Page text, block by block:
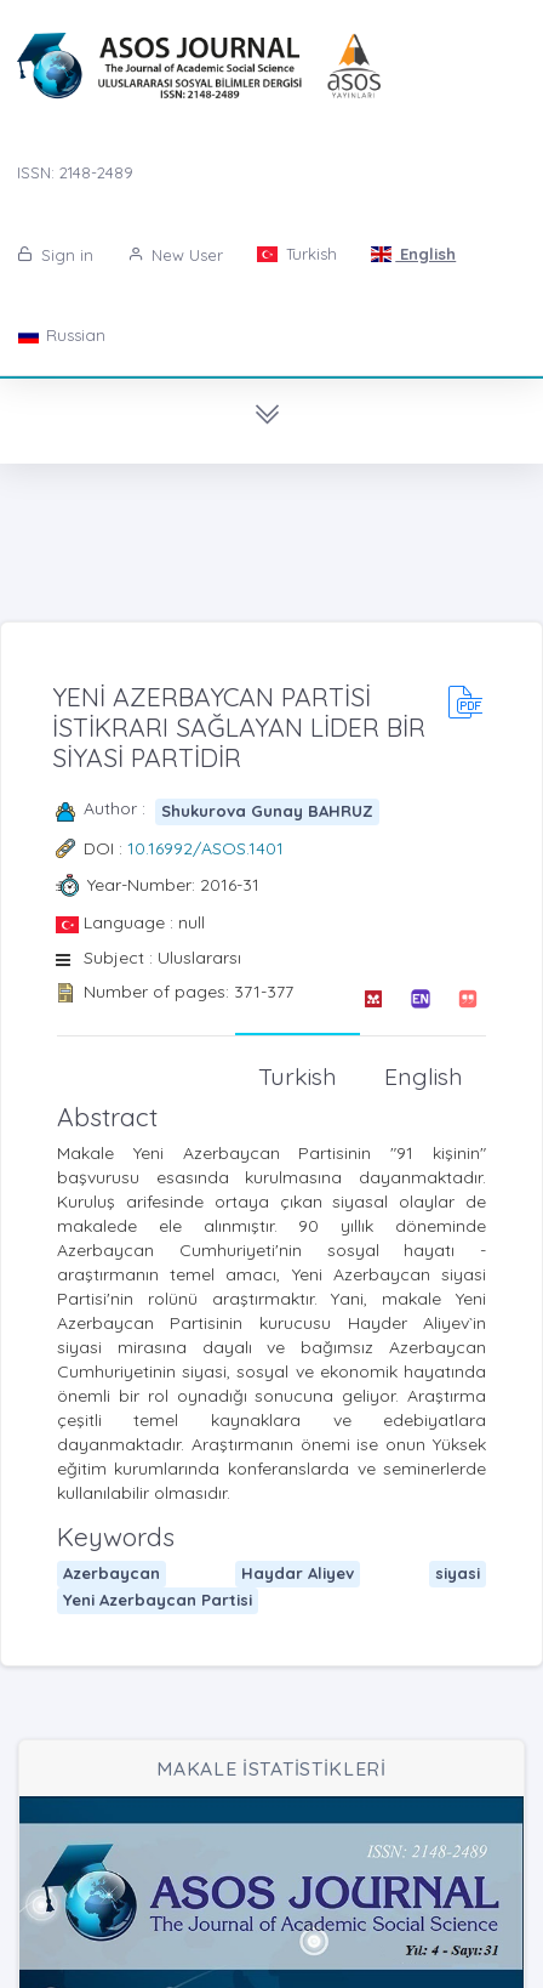
ISSN: 2148-2489
Sign in New User Turkish English
Russian
YENİ AZERBAYCAN PARTİSİ
İSTİKRARI SAĞLAYAN LİDER BİR
SİYASİ PARTİDİR
Author : Shukurova Gunay BAHRUZ
DOI : 10.16992/ASOS.1401
Year-Number: 2016-31
Language : null
Subject : Uluslararsı
Number of pages: 371-377
English
Turkish
Abstract
Makale Yeni Azerbaycan Partisinin "91 kişinin"
başvurusu esasında kurulmasına dayanmaktadır.
Kuruluş arifesinde ortaya çıkan siyasal olaylar de
makalede ele alınmıştır. 90 yıllık döneminde
Azerbaycan Cumhuriyeti'nin sosyal hayatı -
araştırmanın temel amacı, Yeni Azerbaycan siyasi
Partisi'nin rolünü araştırmaktır. Yani, makale Yeni
Azerbaycan Partisinin kurucusu Hayder Aliyev`in
siyasi mirasına dayalı ve bağımsız Azerbaycan
Cumhuriyetinin siyasi, sosyal ve ekonomik hayatında
önemli bir rol oynadığı sonucuna geliyor. Araştırma
çeşitli temel kaynaklara ve edebiyatlara
dayanmaktadır. Araştırmanın önemi ise onun Yüksek
eğitim kurumlarında konferanslarda ve seminerlerde
kullanılabilir olmasıdır.
Keywords
Azerbaycan Haydar Aliyev
siyasi
Yeni Azerbaycan Partisi
MAKALE İSTATİSTİKLERİ